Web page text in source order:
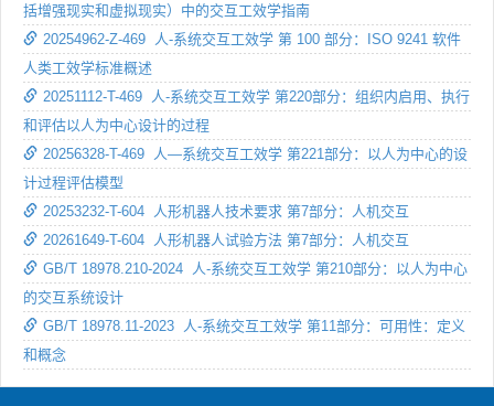
括增强现实和虚拟现实）中的交互工效学指南
20254962-Z-469 人-系统交互工效学 第 100 部分：ISO 9241 软件
人类工效学标准概述
20251112-T-469 人-系统交互工效学 第220部分：组织内启用、执行
和评估以人为中心设计的过程
20256328-T-469 人—系统交互工效学 第221部分：以人为中心的设
计过程评估模型
20253232-T-604 人形机器人技术要求 第7部分：人机交互
20261649-T-604 人形机器人试验方法 第7部分：人机交互
GB/T 18978.210-2024 人-系统交互工效学 第210部分：以人为中心
的交互系统设计
GB/T 18978.11-2023 人-系统交互工效学 第11部分：可用性：定义
和概念